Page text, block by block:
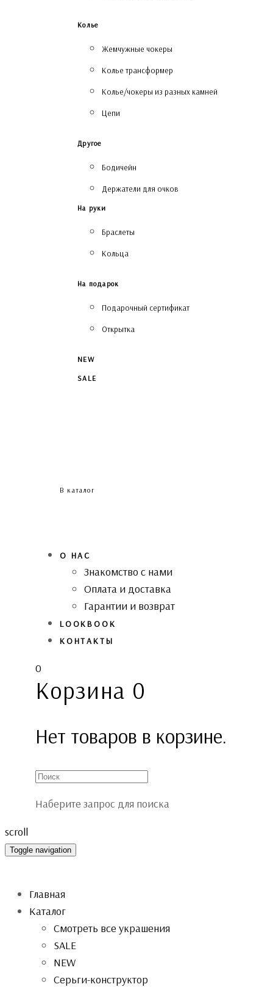
Колье
Жемчужные чокеры
Колье трансформер
Колье/чокеры из разных камней
Цепи
Другое
Бодичейн
Держатели для очков
На руки
Браслеты
Кольца
На подарок
Подарочный сертификат
Открытка
NEW
SALE
В каталог
О НАС
Знакомство с нами
Оплата и доставка
Гарантии и возврат
LOOKBOOK
КОНТАКТЫ
0
Корзина 0
Нет товаров в корзине.
Наберите запрос для поиска
scroll
Toggle navigation
Главная
Каталог
Смотреть все украшения
SALE
NEW
Серьги-конструктор